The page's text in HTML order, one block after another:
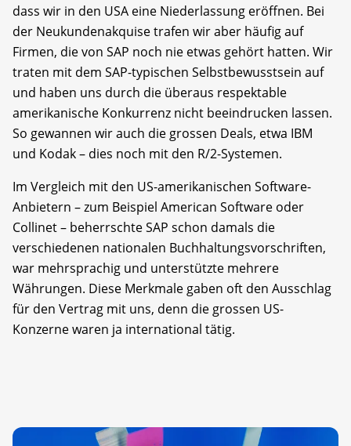
dass wir in den USA eine Niederlassung eröffnen. Bei
der Neukundenakquise trafen wir aber häufig auf
Firmen, die von SAP noch nie etwas gehört hatten. Wir
traten mit dem SAP-typischen Selbstbewusstsein auf
und haben uns durch die überaus respektable
amerikanische Konkurrenz nicht beeindrucken lassen.
So gewannen wir auch die grossen Deals, etwa IBM
und Kodak – dies noch mit den R/2-Systemen.
Im Vergleich mit den US-amerikanischen Software-
Anbietern – zum Beispiel American Software oder
Collinet – beherrschte SAP schon damals die
verschiedenen nationalen Buchhaltungsvorschriften,
war mehrsprachig und unterstützte mehrere
Währungen. Diese Merkmale gaben oft den Ausschlag
für den Vertrag mit uns, denn die grossen US-
Konzerne waren ja international tätig.